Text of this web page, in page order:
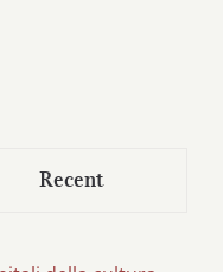
Recent